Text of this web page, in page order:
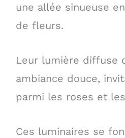
une allée sinueuse
de fleurs.
Leur lumière diffuse
ambiance douce,
parmi les roses et
Ces luminaires se